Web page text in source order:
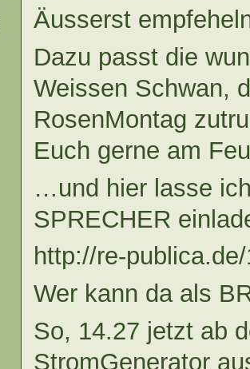
Äusserst
Dazu passt die
Weissen Schwan,
RosenMontag
Euch gerne am
…und hier lasse
SPRECHER
http://re-
Wer kann da als
So, 14.27 jetzt ab
StromGenerator